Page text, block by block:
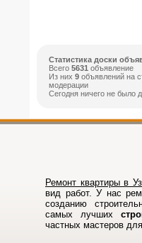
Статистика доски
Всего 5631 объявление
Из них 9 объявлений на
модерации
Сегодня ничего не было
Ремонт квартиры в
вид работ. У нас
созданию
самых лучших
частных мастеров